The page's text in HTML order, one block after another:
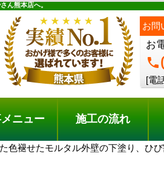
ん熊本店へ。
お問
お
phone
[電
料金プラン 無料点検
ニュー 施工の流れ
色褪せたモルタル外壁の下塗り、ひ